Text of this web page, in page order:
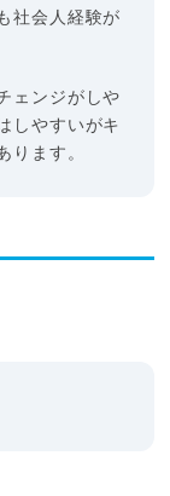
社会人経験が
ェンジがしや
しやすいがキ
ります。